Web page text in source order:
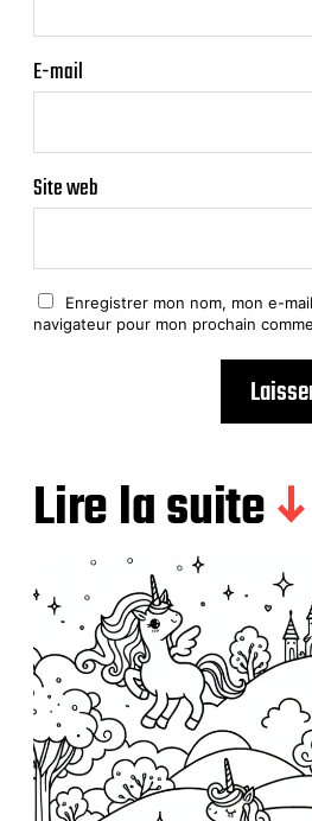
E-mail
Site web
Enregistrer mon nom, mon e-
navigateur pour mon prochain
Lire la suite